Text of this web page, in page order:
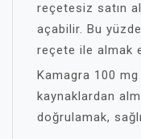
reçetesiz satın
açabilir. Bu
reçete ile almak
Kamagra 100 mg
kaynaklardan
doğrulamak,